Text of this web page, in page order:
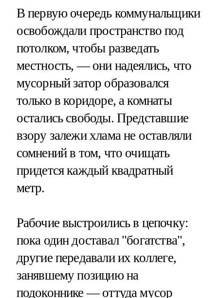
В первую очередь коммунальщики
освобождали пространство под
потолком, чтобы разведать
местность, — они надеялись, что
мусорный затор образовался
только в коридоре, а комнаты
остались свободы. Представшие
взору залежи хлама не оставляли
сомнений в том, что очищать
придется каждый квадратный
метр.
Рабочие выстроились в цепочку:
пока один доставал "богатства",
другие передавали их коллеге,
занявшему позицию на
подоконнике — оттуда мусор